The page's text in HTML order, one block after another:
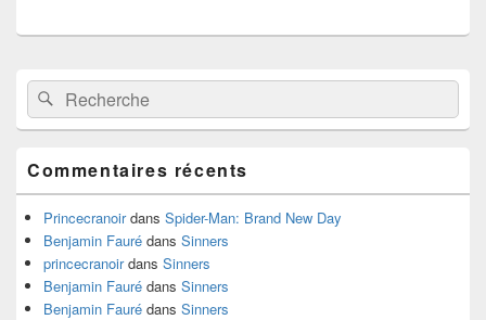
Zone
principale
de
widget
barre
latérale
Recherche :Rechercher
Commentaires récents
Princecranoirdans Spider-Man: Brand New Day
Benjamin Fauré dans Sinners
princecranoirdans Sinners
Benjamin Fauré dans Sinners
Benjamin Fauré dans Sinners